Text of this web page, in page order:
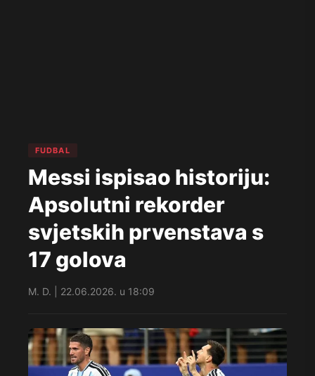
FUDBAL
Messi ispisao historiju:
Apsolutni rekorder
svjetskih prvenstava s
17 golova
M. D. | 22.06.2026. u 18:09